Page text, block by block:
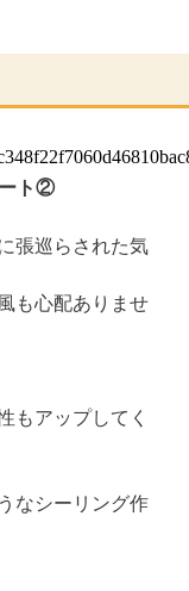
ト②
張巡らされた気
も心配ありませ
もアップしてく
なシーリング作